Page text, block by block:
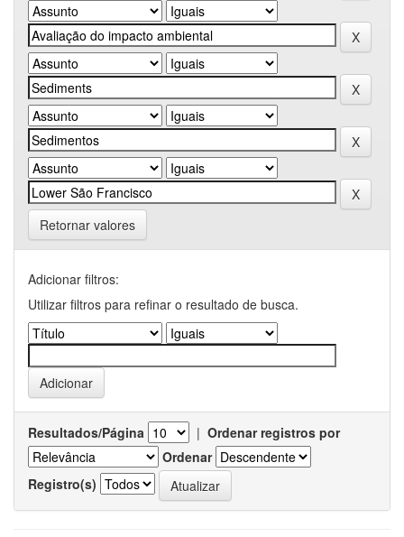
Retornar valores
Adicionar filtros:
Utilizar filtros para refinar o resultado de busca.
Resultados/Página | Ordenar registros por
Ordenar
Registro(s)